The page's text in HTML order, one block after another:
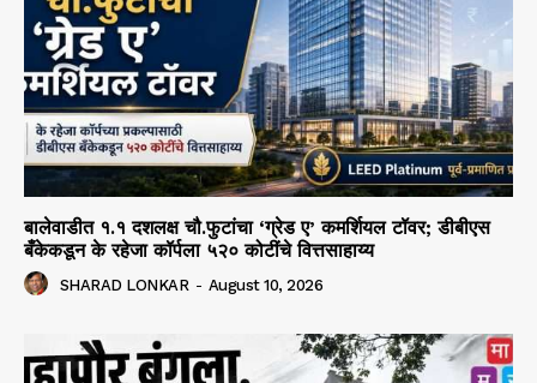
बालेवाडीत १.१ दशलक्ष चौ.फुटांचा ‘ग्रेड ए’ कमर्शियल टॉवर; डीबीएस
बँकेकडून के रहेजा कॉर्पला ५२० कोटींचे वित्तसाहाय्य
SHARAD LONKAR - August 10, 2026